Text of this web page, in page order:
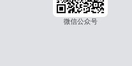
微信公众号